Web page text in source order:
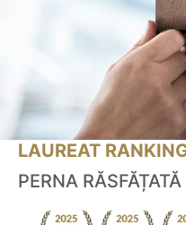
LAUREAT
PERNA RĂSFĂȚATĂ